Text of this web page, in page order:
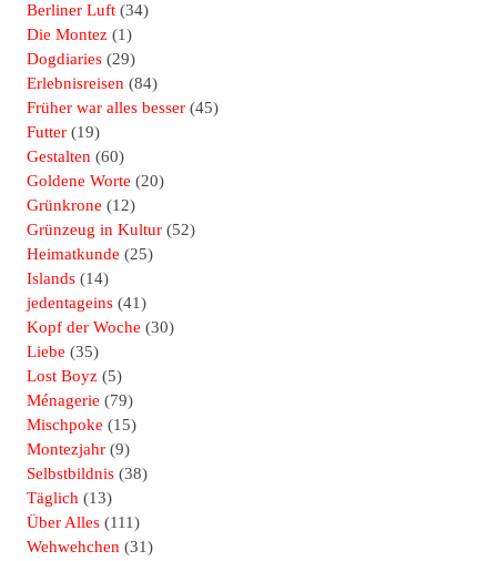
Berliner Luft (34)
Die Montez (1)
Dogdiaries (29)
Erlebnisreisen (84)
Früher war alles besser (45)
Futter (19)
Gestalten (60)
Goldene Worte (20)
Grünkrone (12)
Grünzeug in Kultur (52)
Heimatkunde (25)
Islands (14)
jedentageins (41)
Kopf der Woche (30)
Liebe (35)
Lost Boyz (5)
Ménagerie (79)
Mischpoke (15)
Montezjahr (9)
Selbstbildnis (38)
Täglich (13)
Über Alles (111)
Wehwehchen (31)